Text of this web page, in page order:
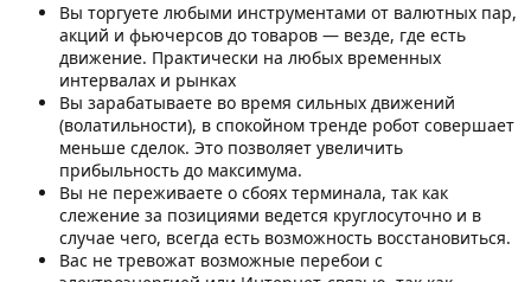
Вы торгуете любыми инструментами от валютных пар,
акций и фьючерсов до товаров — везде, где есть
движение. Практически на любых временных
интервалах и рынках
Вы зарабатываете во время сильных движений
(волатильности), в спокойном тренде робот совершает
меньше сделок. Это позволяет увеличить
прибыльность до максимума.
Вы не переживаете о сбоях терминала, так как
слежение за позициями ведется круглосуточно и в
случае чего, всегда есть возможность восстановиться.
Вас не тревожат возможные перебои с